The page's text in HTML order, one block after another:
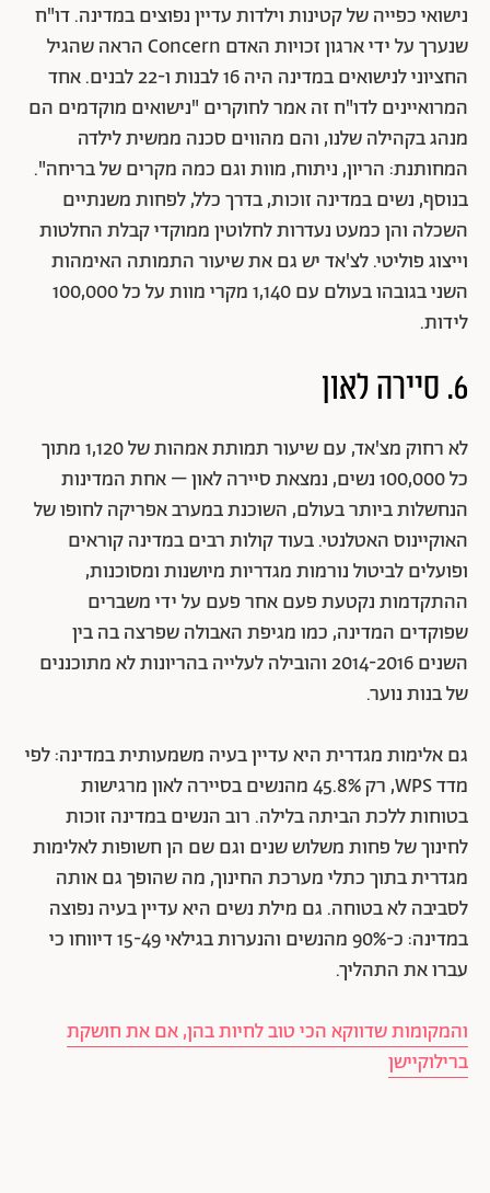
נישואי כפייה של קטינות וילדות עדיין נפוצים במדינה. דו"ח
שנערך על ידי ארגון זכויות האדם Concern הראה שהגיל
החציוני לנישואים במדינה היה 16 לבנות ו-22 לבנים. אחד
המרואיינים לדו"ח זה אמר לחוקרים "נישואים מוקדמים הם
מנהג בקהילה שלנו, והם מהווים סכנה ממשית לילדה
המחותנת: הריון, ניתוח, מוות וגם כמה מקרים של בריחה".
בנוסף, נשים במדינה זוכות, בדרך כלל, לפחות משנתיים
השכלה והן כמעט נעדרות לחלוטין ממוקדי קבלת החלטות
וייצוג פוליטי. לצ'אד יש גם את שיעור התמותה האימהות
השני בגובהו בעולם עם 1,140 מקרי מוות על כל 100,000
לידות.
6. סיירה לאון
לא רחוק מצ'אד, עם שיעור תמותת אמהות של 1,120 מתוך
כל 100,000 נשים, נמצאת סיירה לאון – אחת המדינות
הנחשלות ביותר בעולם, השוכנת במערב אפריקה לחופו של
האוקיינוס האטלנטי. בעוד קולות רבים במדינה קוראים
ופועלים לביטול נורמות מגדריות מיושנות ומסוכנות,
ההתקדמות נקטעת פעם אחר פעם על ידי משברים
שפוקדים המדינה, כמו מגיפת האבולה שפרצה בה בין
השנים 2014-2016 והובילה לעלייה בהריונות לא מתוכננים
של בנות נוער.
גם אלימות מגדרית היא עדיין בעיה משמעותית במדינה: לפי
מדד WPS, רק 45.8% מהנשים בסיירה לאון מרגישות
בטוחות ללכת הביתה בלילה. רוב הנשים במדינה זוכות
לחינוך של פחות משלוש שנים וגם שם הן חשופות לאלימות
מגדרית בתוך כתלי מערכת החינוך, מה שהופך גם אותה
לסביבה לא בטוחה. גם מילת נשים היא עדיין בעיה נפוצה
במדינה: כ-90% מהנשים והנערות בגילאי 15-49 דיווחו כי
עברו את התהליך.
והמקומות שדווקא הכי טוב לחיות בהן, אם את חושקת
ברילוקיישן